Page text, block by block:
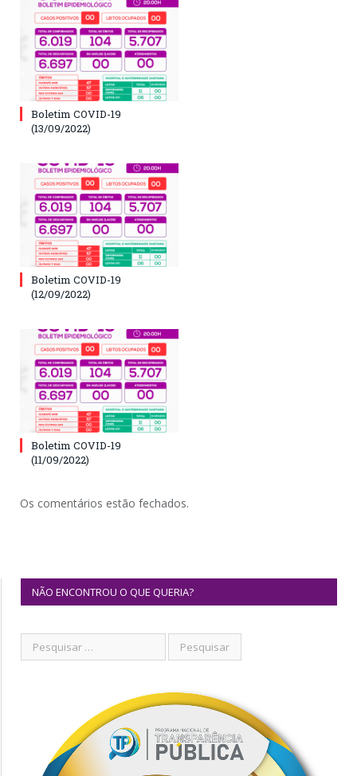
Boletim COVID-19
(13/09/2022)
Boletim COVID-19
(12/09/2022)
Boletim COVID-19
(11/09/2022)
Os comentários estão fechados.
NÃO ENCONTROU O QUE QUERIA?